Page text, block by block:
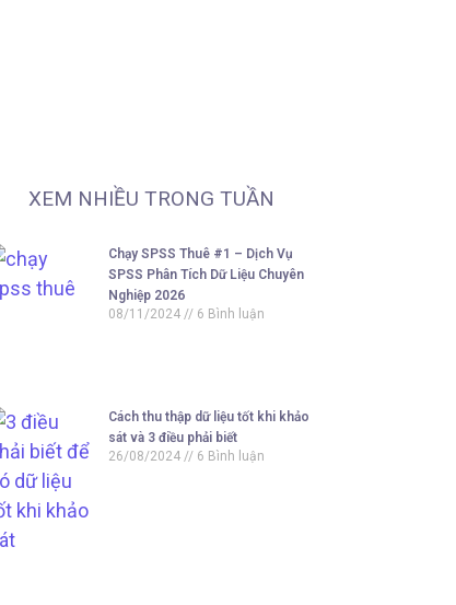
XEM NHIỀU TRONG TUẦN
Chạy SPSS Thuê #1 – Dịch Vụ
SPSS Phân Tích Dữ Liệu Chuyên
Nghiệp 2026
08/11/2024
6 Bình luận
Cách thu thập dữ liệu tốt khi khảo
sát và 3 điều phải biết
26/08/2024
6 Bình luận